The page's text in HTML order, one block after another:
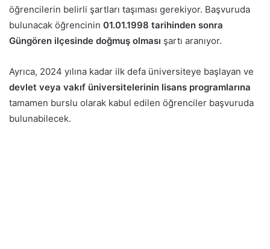
öğrencilerin belirli şartları taşıması gerekiyor. Başvuruda
bulunacak öğrencinin 01.01.1998 tarihinden sonra
Güngören ilçesinde doğmuş olması şartı aranıyor.
Ayrıca, 2024 yılına kadar ilk defa üniversiteye başlayan ve
devlet veya vakıf üniversitelerinin lisans programlarına
tamamen burslu olarak kabul edilen öğrenciler başvuruda
bulunabilecek.